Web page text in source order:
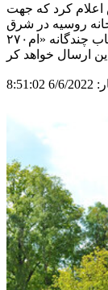
اعلام کرد که جهت
روسیه در شرق
اوکراین تعدادی سامانه موشکی پرتاب چندگانه «ام۲۷۰» (M۲۷۰) را
ارسال خواهد کر